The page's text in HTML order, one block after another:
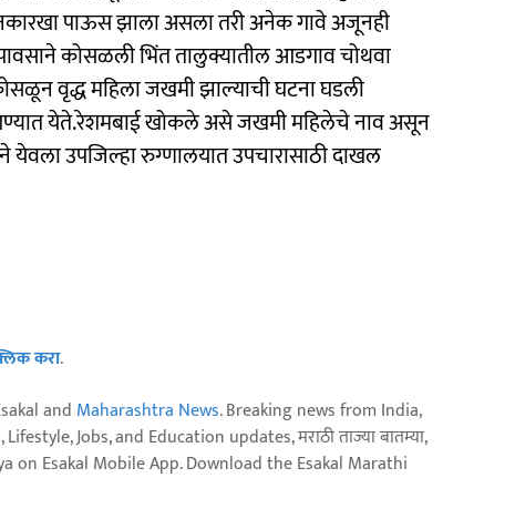
पाऊस झाला असला तरी अनेक गावे अजूनही
कोसळली भिंत तालुक्यातील आडगाव चोथवा
वृद्ध महिला जखमी झाल्याची घटना घडली
येते.रेशमबाई खोकले असे जखमी महिलेचे नाव असून
येवला उपजिल्हा रुग्णालयात उपचारासाठी दाखल
करा.
and Maharashtra News. Breaking news from India,
Jobs, and Education updates, मराठी ताज्या बातम्या,
on Esakal Mobile App. Download the Esakal Marathi